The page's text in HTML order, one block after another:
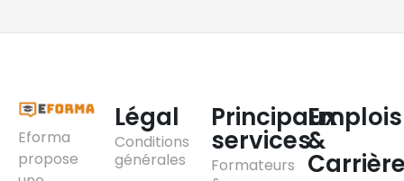
Eforma
propose
Légal
Conditions
générales
Principaux
services
Formateurs
Emplois
&